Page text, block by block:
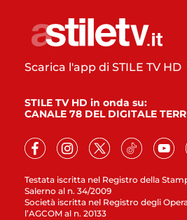
Testata iscritta nel Registro della
Salerno al n. 34/2009
Società iscritta nel Registro degli
l’AGCOM al n. 20133
Scarica l'app di STILE TV HD
STILE TV HD in onda su:
CANALE 78 DEL DIGITALE